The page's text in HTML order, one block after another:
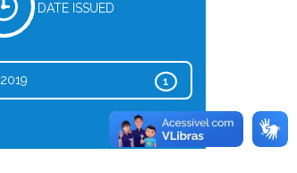
DATE ISSUED
1
2019